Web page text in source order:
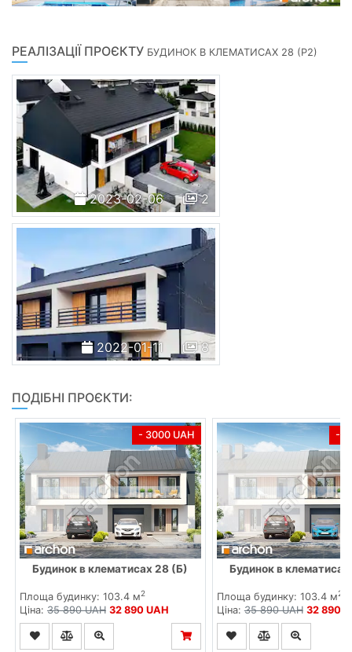
РЕАЛІЗАЦІЇ ПРОЄКТУ БУДИНОК В КЛЕМАТИСАХ 28 (Р2)
2023-02-06 2
2022-01-11 8
ПОДІБНІ ПРОЄКТИ:
- 3000 UAH
Будинок в клематисах 28 (Б)
Площа будинку: 103.4 м2
Ціна: 35 890 UAH 32 890 UAH
-
Будинок в
Площа будинку: 103.4 м2
Ціна:35 890 UAH 32 890